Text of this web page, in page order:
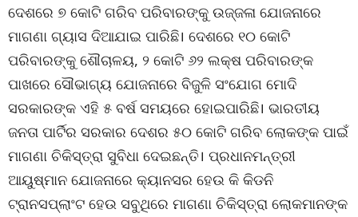
ଦେଶରେ ୭ କୋଟି ଗରିବ ପରିବାରଙ୍କୁ ଉଜ୍ଜଳା ଯୋଜନାରେ
ମାଗଣା ଗ୍ୟାସ ଦିଆଯାଇ ପାରିଛି। ଦେଶରେ ୧୦ କୋଟି
ପରିବାରଙ୍କୁ ଶୌଚାଳୟ, ୨ କୋଟି ୬୨ ଲକ୍ଷ ପରିବାରଙ୍କ
ପାଖରେ ସୌଭାଗ୍ୟ ଯୋଜନାରେ ବିଜୁଳି ସଂଯୋଗ ମୋଦି
ସରକାରଙ୍କ ଏହି ୫ ବର୍ଷ ସମୟରେ ହୋଇପାରିଛି। ଭାରତୀୟ
ଜନତା ପାର୍ଟିର ସରକାର ଦେଶର ୫୦ କୋଟି ଗରିବ ଲୋକଙ୍କ ପାଇଁ
ମାଗଣା ଚିକିସ୍ତ୍ରା ସୁବିଧା ଦେଇଛନ୍ତି। ପ୍ରଧାନମନ୍ତ୍ରୀ
ଆୟୁଷ୍ମାନ ଯୋଜନାରେ କ୍ୟାନସର ହେଉ କି କିଡନି
ଟ୍ରାନସପ୍ଲାଂଟ ହେଉ ସବୁଥିରେ ମାଗଣା ଚିକିସ୍ତ୍ରା ଲୋକମାନଙ୍କ